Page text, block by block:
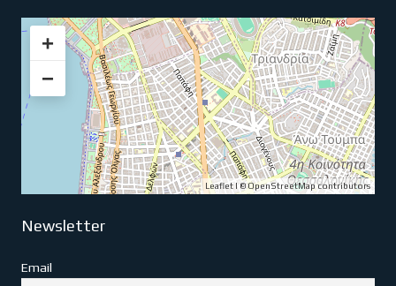
+
−
Leaflet | ©OpenStreetMapcontributors
Newsletter
Email